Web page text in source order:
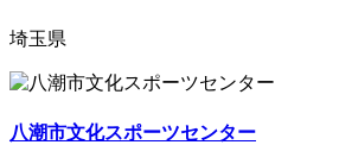
埼玉県
八潮市文化スポーツセンター